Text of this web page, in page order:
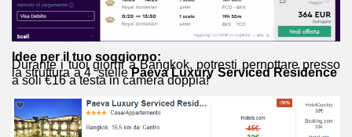
Idee per il tuo soggiorno:
Durante i tuoi giorni a Bangkok, potresti pernottare presso
la struttura a 4 stellePaeva Luxury Serviced Residence
a soli €16 a testa in camera doppia!